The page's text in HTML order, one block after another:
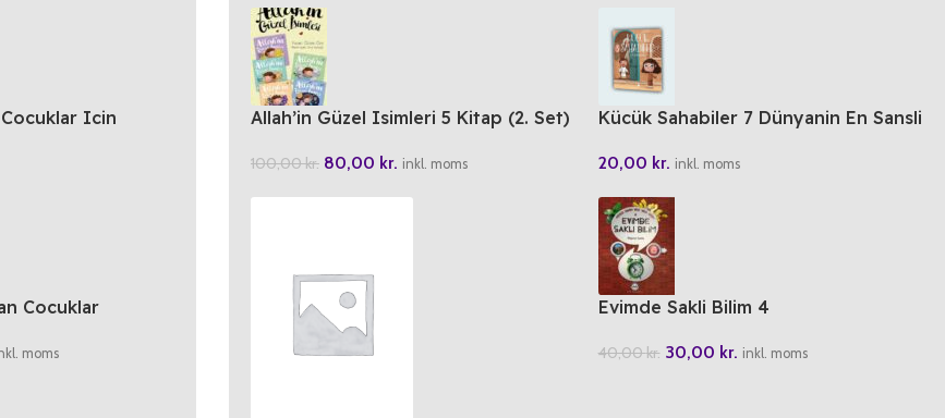
Icin
Cocuklar
moms
Allah’in Güzel Isimleri 5 Kitap (2. Set)
100,00kr. 80,00 kr. inkl. moms
Kücük Sahabiler 7 Dünyanin En Sansli
20,00 kr. inkl. moms
Evimde Sakli Bilim 4
40,00kr. 30,00 kr. inkl. moms